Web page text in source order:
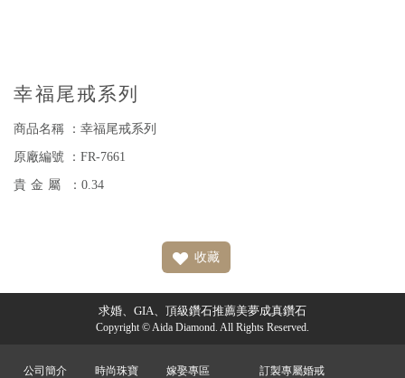
幸福尾戒系列
商品名稱 ：幸福尾戒系列
原廠編號 ：FR-7661
貴金屬 ：0.34
收藏
求婚、GIA、頂級鑽石推薦美夢成真鑽石
Copyright © Aida Diamond. All Rights Reserved.
公司簡介 時尚珠寶 嫁娶專區 訂製專屬婚戒